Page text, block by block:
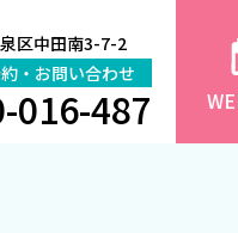
区中田南3-7-2
・お問い合わせ
016-487